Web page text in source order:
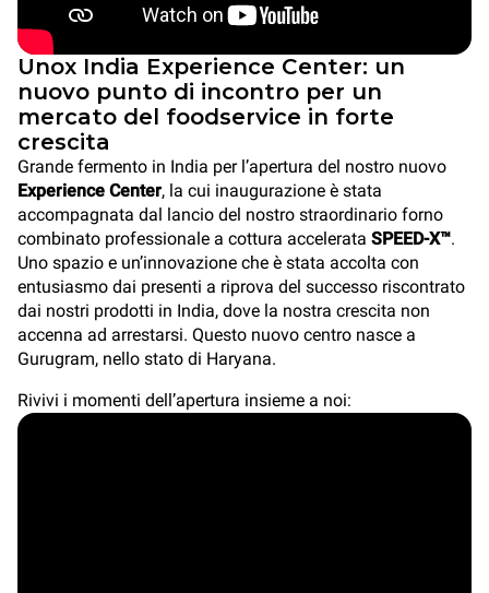
Unox India Experience Center: un
nuovo punto di incontro per un
mercato del foodservice in forte
crescita
Grande fermento in India per l’apertura del nostro nuovo
Experience Center, la cui inaugurazione è stata
accompagnata dal lancio del nostro straordinario forno
combinato professionale a cottura accelerata SPEED-X™.
Uno spazio e un’innovazione che è stata accolta con
entusiasmo dai presenti a riprova del successo riscontrato
dai nostri prodotti in India, dove la nostra crescita non
accenna ad arrestarsi. Questo nuovo centro nasce a
Gurugram, nello stato di Haryana.
Rivivi i momenti dell’apertura insieme a noi: